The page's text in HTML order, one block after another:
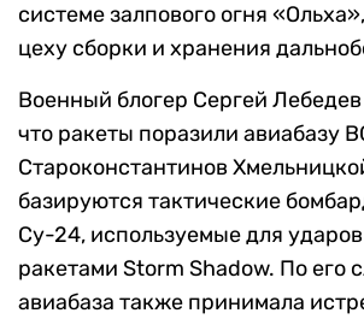
системе залпового огня
цеху сборки и хранения
Военный блогер Сергей Лебедев
что ракеты поразили авиабазу
Староконстантинов
базируются тактические
Су-24, используемые для
ракетами Storm Shadow. По его
авиабаза также принимала